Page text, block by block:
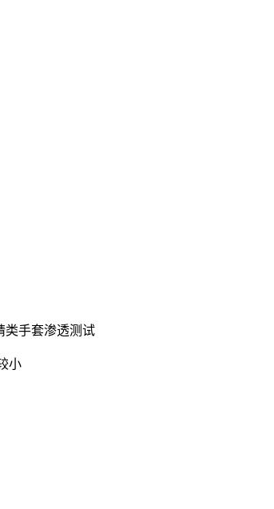
类手套渗透测试
小